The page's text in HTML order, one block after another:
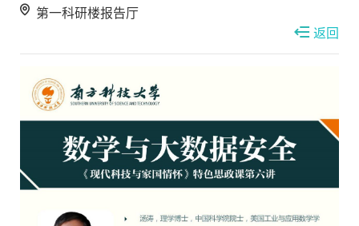
第一科研楼报告厅
返回